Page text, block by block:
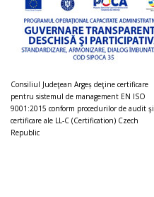
Consiliul Judeţean Argeș deţine certificare
pentru sistemul de management EN ISO
9001:2015 conform procedurilor de audit şi
certificare ale LL-C (Certification) Czech
Republic